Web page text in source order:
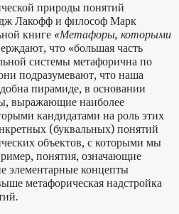
природы понятий
Лакофф и философ Марк
книге «Метафоры, которыми
что «большая часть
системы метафорична по
подразумевают, что наша
пирамиде, в основании
выражающие наиболее
кандидатами на роль этих
(буквальных) понятий
объектов, с которыми мы
понятия, означающие
элементарные концепты
метафорическая надстройка